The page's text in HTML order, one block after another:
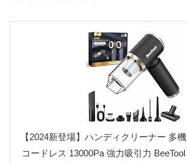
【2024新登場】ハンディクリーナー 多
コードレス 13000Pa 強力吸引力